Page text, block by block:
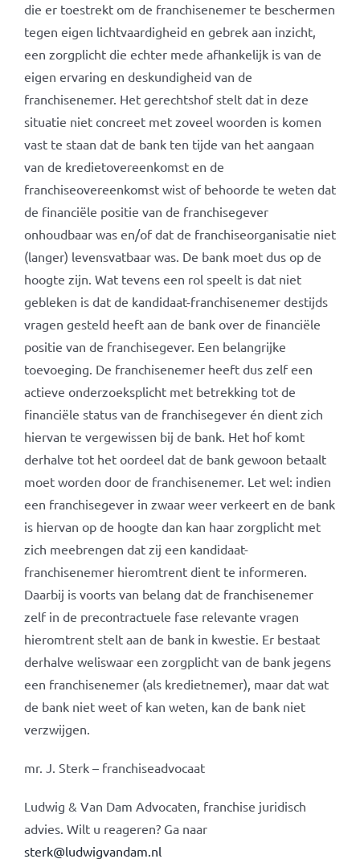
die er toestrekt om de franchisenemer te beschermen
tegen eigen lichtvaardigheid en gebrek aan inzicht,
een zorgplicht die echter mede afhankelijk is van de
eigen ervaring en deskundigheid van de
franchisenemer. Het gerechtshof stelt dat in deze
situatie niet concreet met zoveel woorden is komen
vast te staan dat de bank ten tijde van het aangaan
van de kredietovereenkomst en de
franchiseovereenkomst wist of behoorde te weten dat
de financiële positie van de franchisegever
onhoudbaar was en/of dat de franchiseorganisatie niet
(langer) levensvatbaar was. De bank moet dus op de
hoogte zijn. Wat tevens een rol speelt is dat niet
gebleken is dat de kandidaat-franchisenemer destijds
vragen gesteld heeft aan de bank over de financiële
positie van de franchisegever. Een belangrijke
toevoeging. De franchisenemer heeft dus zelf een
actieve onderzoeksplicht met betrekking tot de
financiële status van de franchisegever én dient zich
hiervan te vergewissen bij de bank. Het hof komt
derhalve tot het oordeel dat de bank gewoon betaalt
moet worden door de franchisenemer. Let wel: indien
een franchisegever in zwaar weer verkeert en de bank
is hiervan op de hoogte dan kan haar zorgplicht met
zich meebrengen dat zij een kandidaat-
franchisenemer hieromtrent dient te informeren.
Daarbij is voorts van belang dat de franchisenemer
zelf in de precontractuele fase relevante vragen
hieromtrent stelt aan de bank in kwestie. Er bestaat
derhalve weliswaar een zorgplicht van de bank jegens
een franchisenemer (als kredietnemer), maar dat wat
de bank niet weet of kan weten, kan de bank niet
verzwijgen.
mr. J. Sterk – franchiseadvocaat
Ludwig & Van Dam Advocaten, franchise juridisch
advies. Wilt u reageren? Ga naar
sterk@ludwigvandam.nl